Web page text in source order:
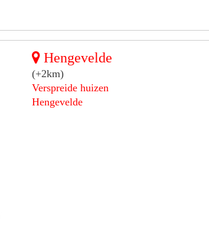
Hengevelde
(+2km)
Verspreide huizen
Hengevelde